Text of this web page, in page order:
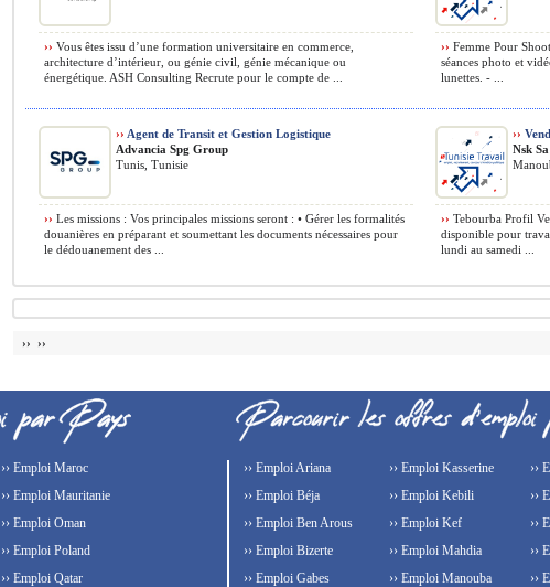
›› Vous êtes issu d’une formation universitaire en commerce,
architecture d’intérieur, ou génie civil, génie mécanique ou
énergétique. ASH Consulting Recrute pour le compte de ...
›› Femme Pour
séances photo et
lunettes. - ...
›› Agent de Transit et Gestion Logistique
Advancia Spg Group
Tunis, Tunisie
›› Les missions : Vos principales missions seront : • Gérer les formalités
douanières en préparant et soumettant les documents nécessaires pour
le dédouanement des ...
››
Nsk Sa
›› Tebourba Profil
disponible pour
lundi au samedi ...
›› ››
›› Emploi Maroc
›› Emploi Mauritanie
›› Emploi Oman
›› Emploi Poland
›› Emploi Qatar
›› Emploi Ariana
›› Emploi Béja
›› Emploi Ben Arous
›› Emploi Bizerte
›› Emploi Gabes
›› Emploi Kasserine
›› Emploi Kebili
›› Emploi Kef
›› Emploi Mahdia
›› Emploi Manouba
››
››
››
››
››